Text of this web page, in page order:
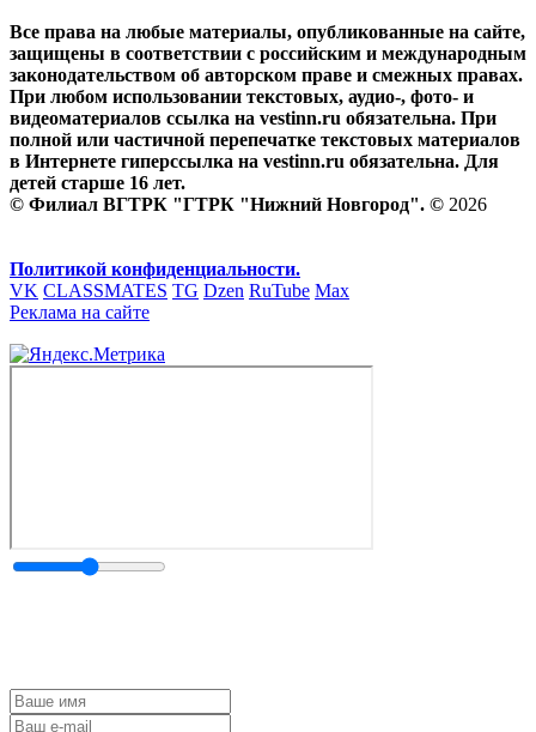
Все права на любые материалы, опубликованные на сайте,
защищены в соответствии с российским и международным
законодательством об авторском праве и смежных правах.
При любом использовании текстовых, аудио-, фото- и
видеоматериалов ссылка на vestinn.ru обязательна. При
полной или частичной перепечатке текстовых материалов
в Интернете гиперссылка на vestinn.ru обязательна. Для
детей старше 16 лет.
© Филиал ВГТРК "ГТРК "Нижний Новгород". © 2026
Политикой конфиденциальности.
VK CLASSMATES TG Dzen RuTube Max
Реклама на сайте